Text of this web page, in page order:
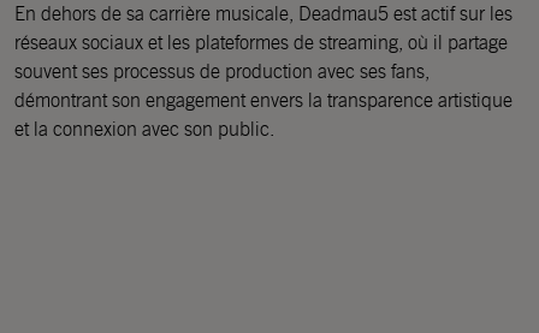
En dehors de sa carrière musicale, Deadmau5 est actif sur les
réseaux sociaux et les plateformes de streaming, où il partage
souvent ses processus de production avec ses fans,
démontrant son engagement envers la transparence artistique
et la connexion avec son public.